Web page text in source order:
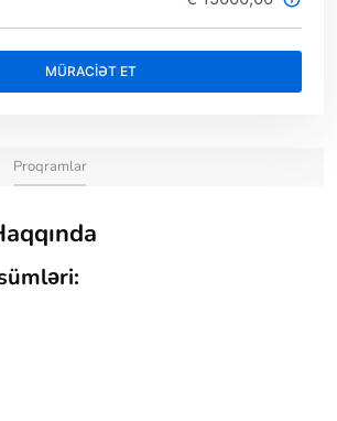
MÜRACİƏT ET
Proqramlar